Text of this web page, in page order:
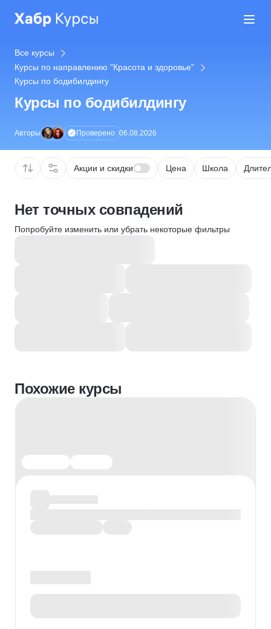
Все курсы
Курсы по направлению "Красота и здоровье"
Курсы по бодибилдингу
Курсы по бодибилдингу
Авторы Проверено 06.08.2026
Акции и скидки Цена Школа
Нет точных совпадений
Попробуйте изменить или убрать некоторые фильтры
Похожие курсы